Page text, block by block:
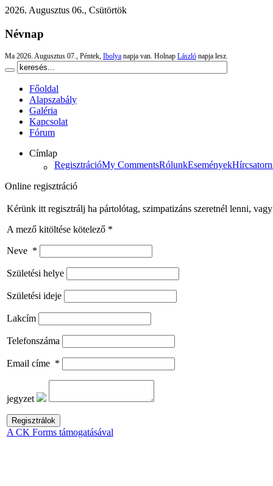
2026. Augusztus 06., Csütörtök
Névnap
Ma 2026. Augusztus 07., Péntek, Ibolya napja van. Holnap László napja lesz.
Főoldal
Alapszabály
Galéria
Kapcsolat
Fórum
Címlap
RegisztrációMy CommentsRólunkEsemények
Online regisztráció
Kérünk itt regisztrálj ha pártolótag, szimpatizáns szeretnél lenni,
A mező kitöltése kötelező *
Neve *
Születési helye
Születési ideje
Lakcím
Telefonszáma
Email címe *
jegyzet
A CK Forms támogatásával